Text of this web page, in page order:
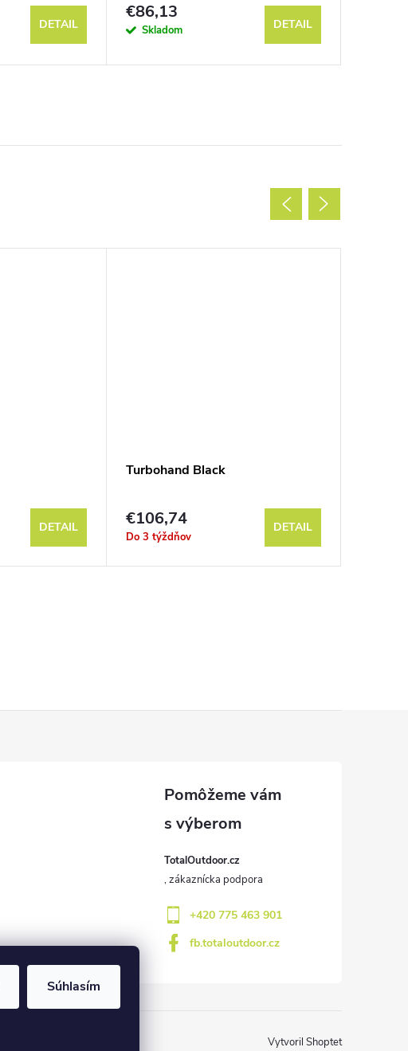
Súhlasím
DETAIL
€86,13
Skladom DETAIL
DETAIL
Turbohand Black
€106,74
Do 3 týždňov
DETAIL
TotalOutdoor.cz
+420 775 463 901
fb.totaloutdoor.cz
Vytvoril Shoptet